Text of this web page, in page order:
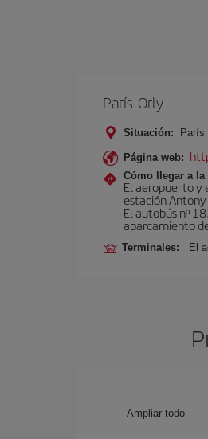
París-Orly
Situación: París
Página web:
Cómo llegar a la
El aeropuerto y
estación Antony
El autobús nº
aparcamiento
Terminales: El
Ampliar todo